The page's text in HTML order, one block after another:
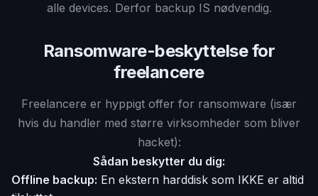
alle devices. Derfor backup IS nødvendig.
Ransomware-beskyttelse for
freelancere
Freelancere er hyppigt offer for ransomware (især
hvis du handler med større virksomheder som bliver
hacket):
Sådan beskytter du dig:
Offline backup: En ekstern harddisk som IKKE er altid